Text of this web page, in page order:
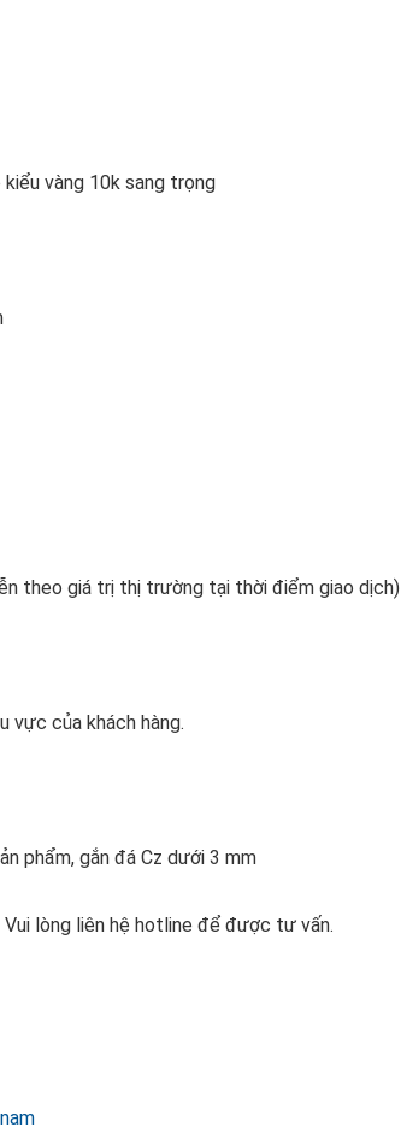
vàng 10k sang trọng
theo giá trị thị trường tại thời điểm giao dịch)
vực của khách hàng.
phẩm, gắn đá Cz dưới 3 mm
lòng liên hệ hotline để được tư vấn.